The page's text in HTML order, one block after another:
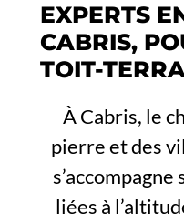
EXPERTS
CABRIS,
TOIT-
À Cabris, le
pierre et des
liées à